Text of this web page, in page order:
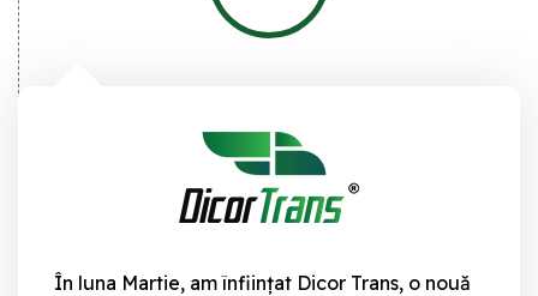
În luna Martie, am înființat Dicor Trans, o nouă